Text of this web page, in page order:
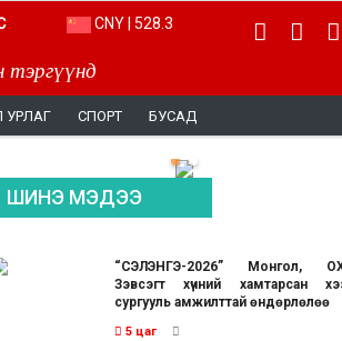
тэргүүнд
CNY | 528.3
УРЛАГ СПОРТ БУСАД
ШИНЭ МЭДЭЭ
“СЭЛЭНГЭ-2026” Монгол,
Зэвсэгт хүчний хамтарсан
сургууль амжилттай өндөрлөлөө
5 цаг